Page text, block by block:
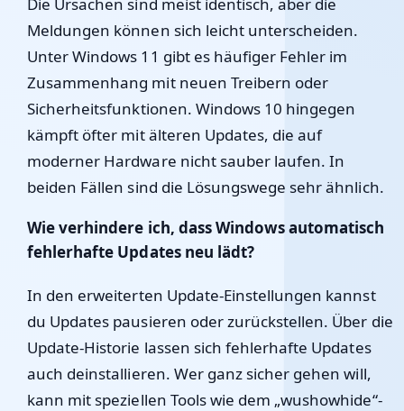
Meldungen können sich leicht unterscheiden.
Unter Windows 11 gibt es häufiger Fehler im
Zusammenhang mit neuen Treibern oder
Sicherheitsfunktionen. Windows 10 hingegen
kämpft öfter mit älteren Updates, die auf
moderner Hardware nicht sauber laufen. In
beiden Fällen sind die Lösungswege sehr ähnlich.
Wie verhindere ich, dass Windows automatisch
fehlerhafte Updates neu lädt?
In den erweiterten Update-Einstellungen kannst
du Updates pausieren oder zurückstellen. Über die
Update-Historie lassen sich fehlerhafte Updates
auch deinstallieren. Wer ganz sicher gehen will,
kann mit speziellen Tools wie dem „wushowhide“-